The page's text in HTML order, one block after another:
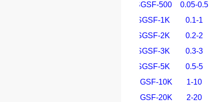
SGSF-500
0.05-0.5
SGSF-1K
0.1-1
SGSF-2K
0.2-2
SGSF-3K
0.3-3
SGSF-5K
0.5-5
SGSF-10K
1-10
SGSF-20K
2-20